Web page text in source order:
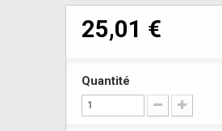
25,01 €
Quantité